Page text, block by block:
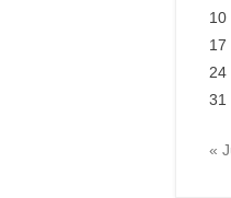
10
17
24
31
«